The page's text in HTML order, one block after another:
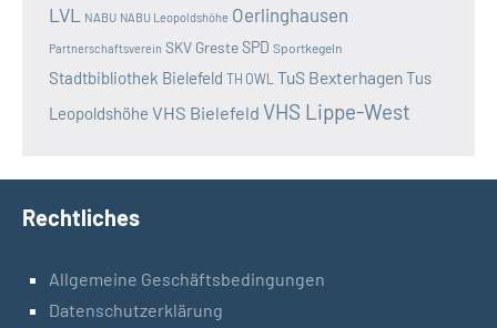
LVL NABU NABU Leopoldshöhe Oerlinghausen
Partnerschaftsverein SKV GresteSPD Sportkegeln
Stadtbibliothek Bielefeld TH OWL TuS BexterhagenTus
Leopoldshöhe VHS Bielefeld VHS Lippe-West
Rechtliches
Allgemeine Geschäftsbedingungen
Datenschutzerklärung